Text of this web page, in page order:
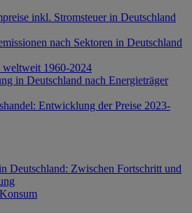
inkl. Stromsteuer in Deutschland
nach Sektoren in Deutschland
weltweit 1960-2024
in Deutschland nach Energieträger
Entwicklung der Preise 2023-
Deutschland: Zwischen Fortschritt und